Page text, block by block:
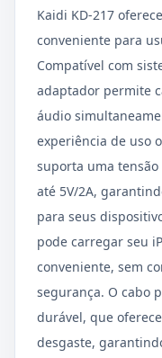
Kaidi KD-217
conveniente para
Compatível com
adaptador permite
áudio
experiência de uso
suporta uma
até 5V/2A,
para seus
pode carregar seu
conveniente, sem
segurança. O cabo
durável, que
desgaste,